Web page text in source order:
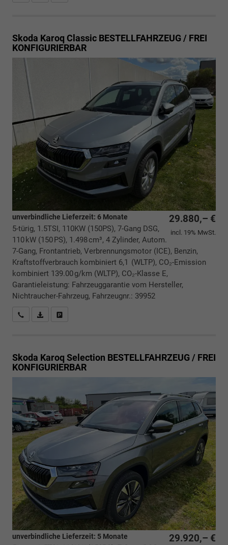
Skoda Karoq Classic BESTELLFAHRZEUG / FREI
KONFIGURIERBAR
29.880,– €
incl. 19% MwSt.
unverbindliche Lieferzeit: 6 Monate
5-türig, 1.5TSI, 110KW (150PS), 7-Gang DSG,
110 kW (150 PS), 1.498 cm³, 4 Zylinder, Autom.
7-Gang, Frontantrieb, Verbrennungsmotor (ICE), Benzin,
Kraftstoffverbrauch kombiniert 6,1 (WLTP), CO₂-Emission
kombiniert 139.00 g/km (WLTP), CO₂-Klasse E,
Garantieleistung: Fahrzeuggarantie vom Hersteller,
Nichtraucher-Fahrzeug, Fahrzeugnr.: 39952
Rückrufbitte absenden
PDF-Datei, Fahrzeugexposé drucken
Skoda Karoq Selection BESTELLFAHRZEUG / FREI
KONFIGURIERBAR
29.920,– €
unverbindliche Lieferzeit: 5 Monate